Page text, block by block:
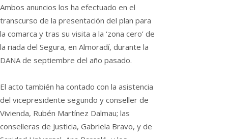
Ambos anuncios los ha efectuado en el
transcurso de la presentación del plan para
la comarca y tras su visita a la ‘zona cero’ de
la riada del Segura, en Almoradí, durante la
DANA de septiembre del año pasado.
El acto también ha contado con la asistencia
del vicepresidente segundo y conseller de
Vivienda, Rubén Martínez Dalmau; las
conselleras de Justicia, Gabriela Bravo, y de